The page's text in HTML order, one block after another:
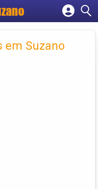
empresa
em Suzano